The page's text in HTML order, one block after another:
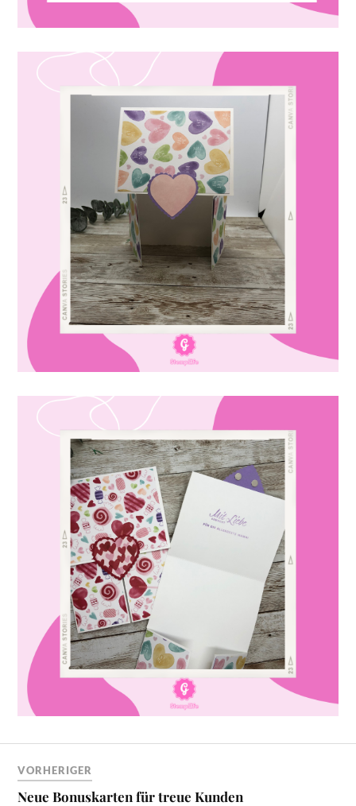
VORHERIGER
Neue Bonuskarten für treue Kunden